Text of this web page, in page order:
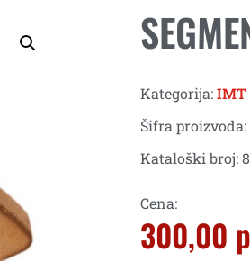
Kategorija:IMT
Šifra proizvoda:
Kataloški broj:
Cena:
300,00